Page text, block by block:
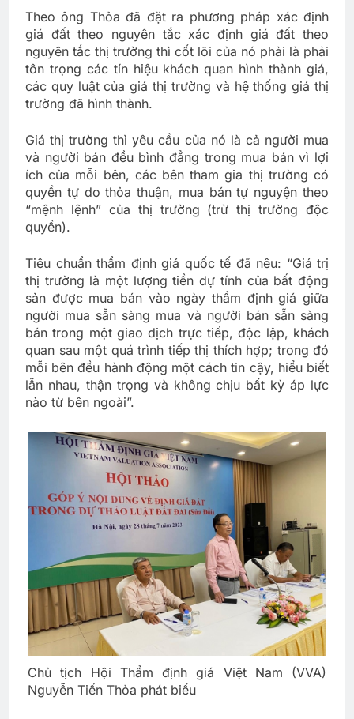
Theo ông Thỏa đã đặt ra phương pháp xác định
giá đất theo nguyên tắc xác định giá đất theo
nguyên tắc thị trường thì cốt lõi của nó phải là phải
tôn trọng các tín hiệu khách quan hình thành giá,
các quy luật của giá thị trường và hệ thống giá thị
trường đã hình thành.
Giá thị trường thì yêu cầu của nó là cả người mua
và người bán đều bình đẳng trong mua bán vì lợi
ích của mỗi bên, các bên tham gia thị trường có
quyền tự do thỏa thuận, mua bán tự nguyện theo
“mệnh lệnh” của thị trường (trừ thị trường độc
quyền).
Tiêu chuẩn thẩm định giá quốc tế đã nêu: “Giá trị
thị trường là một lượng tiền dự tính của bất động
sản được mua bán vào ngày thẩm định giá giữa
người mua sẵn sàng mua và người bán sẵn sàng
bán trong một giao dịch trực tiếp, độc lập, khách
quan sau một quá trình tiếp thị thích hợp; trong đó
mỗi bên đều hành động một cách tin cậy, hiểu biết
lẫn nhau, thận trọng và không chịu bất kỳ áp lực
nào từ bên ngoài”.
Chủ tịch Hội Thẩm định giá Việt Nam (VVA)
Nguyễn Tiến Thỏa phát biểu